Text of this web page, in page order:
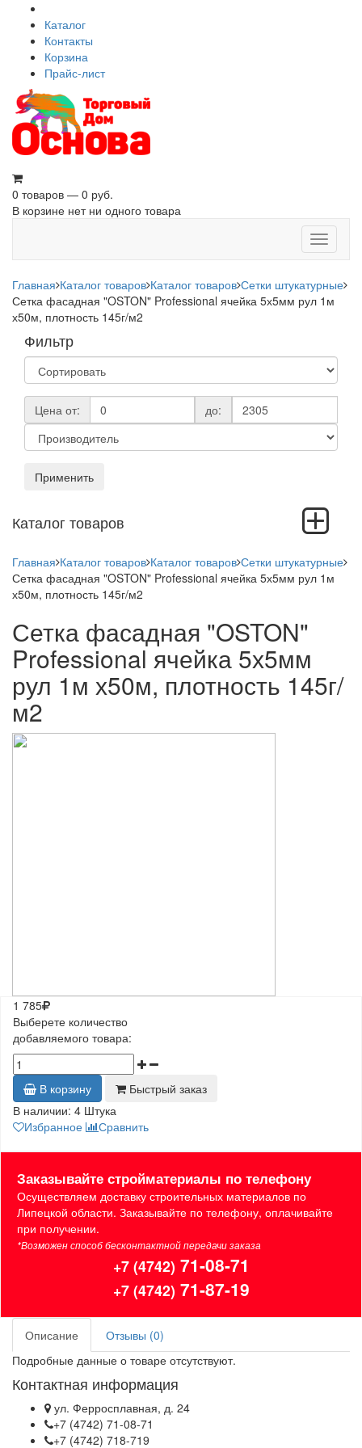
Каталог
Контакты
Корзина
Прайс-лист
0 товаров — 0 руб.
В корзине нет ни одного товара
Toggle
Главная Каталог товаров Каталог товаров Сетки штукатурные
Сетка фасадная "OSTON" Professional ячейка 5х5мм рул 1м
х50м, плотность 145г/м2
Фильтр
Цена от: до:
Применить
Каталог товаров
Toggle
navigation
Главная Каталог товаров Каталог товаров Сетки штукатурные
Сетка фасадная "OSTON" Professional ячейка 5х5мм рул 1м
х50м, плотность 145г/м2
Сетка фасадная "OSTON"
Professional ячейка 5х5мм
рул 1м х50м, плотность 145г/
м2
1 785
Выберете количество
добавляемого товара:
В корзину
Быстрый заказ
В наличии: 4 Штука
Избранное
Сравнить
Заказывайте стройматериалы по телефону
Осуществляем доставку строительных материалов по
Липецкой области. Заказывайте по телефону, оплачивайте
при получении.
*Возможен способ бесконтактной передачи заказа
+7 (4742) 71-08-71
+7 (4742) 71-87-19
Описание
Отзывы (0)
Подробные данные о товаре отсутствуют.
Контактная информация
ул. Ферросплавная, д. 24
+7 (4742) 71-08-71
+7 (4742) 718-719